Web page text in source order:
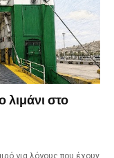
στο
για λόγους που έχουν